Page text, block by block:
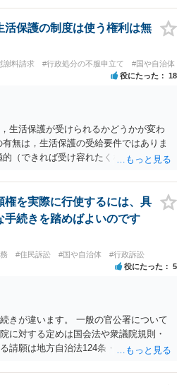
として反省し、次回から「前の車は赤
折進行を思いとどまった」と交通ルー
活保護の制度は使う権利は無
謝料請求 #行政処分の不服申立て #国や自治体
役にたった 18
生活保護が受けられるかどうかが変わ
無は，生活保護の受給要件ではありま
（できれば受け容れたくない）な姿勢
権を実際に行使するには、具
手続きを踏めばよいのです
#住民訴訟 #国や自治体 #行政訴訟
役にたった 5
きが違います。 一般の官公署について
に対する定めは国会法や衆議院規則・
請願は地方自治法124条・125条が定め